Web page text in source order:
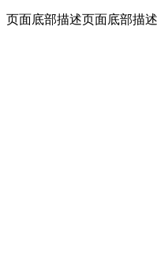
页面底部描述页面底部描述